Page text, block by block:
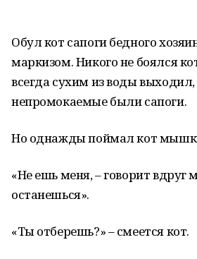
Обул кот сапоги бедного
маркизом. Никого не боялся
всегда сухим из воды выходил,
непромокаемые были сапоги.
Но однажды поймал кот мышку
«Не ешь меня, – говорит вдруг
останешься».
«Ты отберешь?» – смеется кот.